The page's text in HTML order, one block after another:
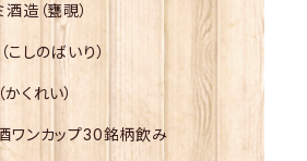
造（甕覗）
こしのばいり）
くれい）
ワンカップ30銘柄飲み